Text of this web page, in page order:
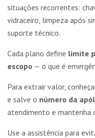
situações recorrentes:
vidraceiro, limpeza após
suporte técnico.
Cada plano define limite
escopo — o que é
Para extrair valor, conheça
e salve o número da
atendimento e mantenha
Use a assistência para